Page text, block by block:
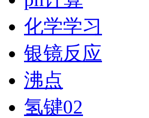
化学学习
银镜反应
沸点
氢键02